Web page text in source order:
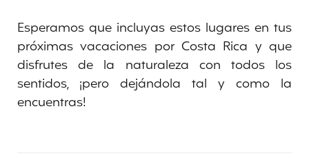
Esperamos que incluyas estos lugares en tus
próximas vacaciones por Costa Rica y que
disfrutes de la naturaleza con todos los
sentidos, ¡pero dejándola tal y como la
encuentras!